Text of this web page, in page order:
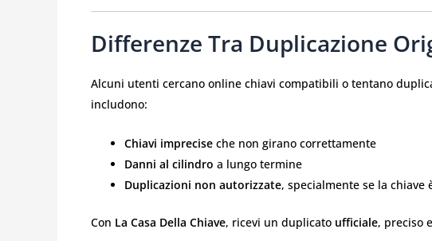
Differenze Tra Duplicazione
Alcuni utenti cercano online chiavi compatibili o tentano
includono:
Chiavi imprecise che non girano correttamente
Danni al cilindro a lungo termine
Duplicazioni non autorizzate, specialmente se la chiave
Con La Casa Della Chiave, ricevi un duplicato ufficiale, preciso